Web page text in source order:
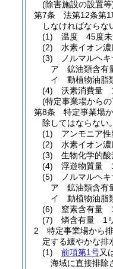
(除害施設の設置等
第7条
法第12条第
しなければならな
(1)
温度 45度未
(2)
水素イオン
(3)
ノルマルヘ
ア
鉱油類含有
イ
動植物油脂
(4)
沃素消費量
(特定事業場から
第8条
特定事業場
除してはならない。
(1)
アンモニア
(2)
水素イオン
(3)
生物化学的
(4)
浮遊物質量
(5)
ノルマルヘ
ア
鉱油類含有
イ
動植物油脂
(6)
窒素含有量
(7)
燐含有量 1
2
特定事業場から
定する緩やかな排
(1)
前項第1号又
海域に直接排除